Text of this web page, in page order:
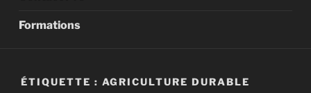
Formations
ÉTIQUETTE : AGRICULTURE DURABLE